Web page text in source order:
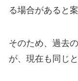
る場合があると
そのため、過去
が、現在も同じ